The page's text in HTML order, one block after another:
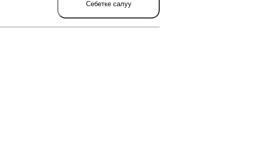
Себетке салуу
товарлар пайда болот.